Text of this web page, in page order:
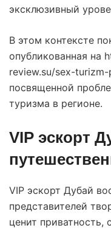
эксклюзивный
В этом контексте
опубликованная на
review.su/sex-
посвященной
туризма в регионе.
VIP эскорт
VIP эскорт Дубай
представителей
ценит приватность,